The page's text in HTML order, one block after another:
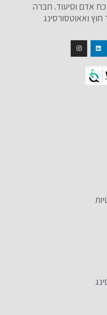
כח אדם וסיעוד. חברה
ואאוטסורסינג